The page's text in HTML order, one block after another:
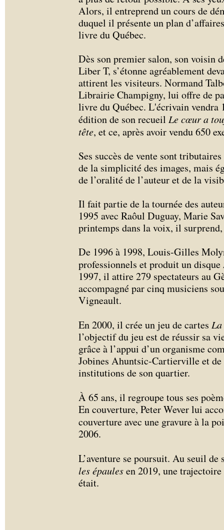
Alors, il entreprend un cours de
duquel il présente un plan
livre du Québec.
Dès son premier salon, son voisin
Liber T, s’étonne agréablement
attirent les visiteurs. Normand
Librairie Champigny, lui offre de
livre du Québec. L'écrivain vendra
édition de son recueil Le cœur a
tête, et ce, après avoir vendu 650
Ses succès de vente sont
de la simplicité des images, mais
de l’oralité de l’auteur et de la
Il fait partie de la tournée des
1995 avec Raôul Duguay, Marie
printemps dans la voix, il
De 1996 à 1998, Louis-Gilles
professionnels et produit un disque
1997, il attire 279 spectateurs au
accompagné par cinq musiciens
Vigneault.
En 2000, il crée un jeu de cartes
l’objectif du jeu est de réussir sa
grâce à l’appui d’un organisme
Jobines Ahuntsic-Cartierville et de
institutions de son quartier.
À 65 ans, il regroupe tous ses
En couverture, Peter Wever lui
couverture avec une gravure à la
2006.
L’aventure se poursuit. Au seuil
les épaulesen 2019, une
était.